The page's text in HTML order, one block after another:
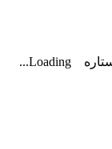
Loading...